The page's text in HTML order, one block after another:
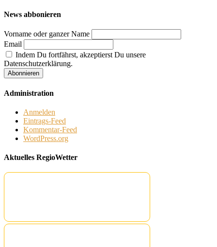
News abbonieren
Vorname oder ganzer Name
Email
Indem Du fortfährst, akzeptierst Du unsere
Datenschutzerklärung.
Administration
Anmelden
Eintrags-Feed
Kommentar-Feed
WordPress.org
Aktuelles RegioWetter